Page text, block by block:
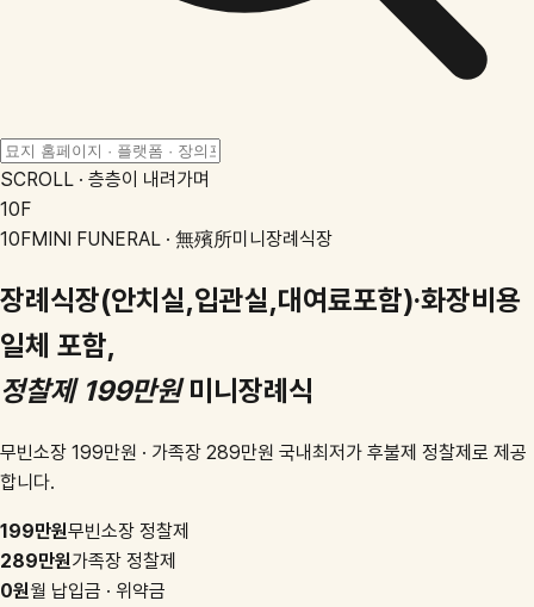
SCROLL · 층층이 내려가며
10F
10FMINI FUNERAL · 無殯所미니장례식장
장례식장(안치실,입관실,대여료포함)·화장비용
일체 포함,
정찰제 199만원미니장례식
무빈소장 199만원 · 가족장 289만원 국내최저가 후불제 정찰제로 제공
합니다.
199만원무빈소장 정찰제
289만원가족장 정찰제
0원월 납입금 · 위약금